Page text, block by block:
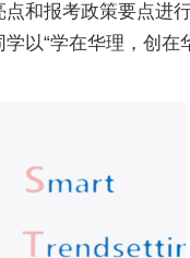
和报考政策要点进
以“学在华理，创在